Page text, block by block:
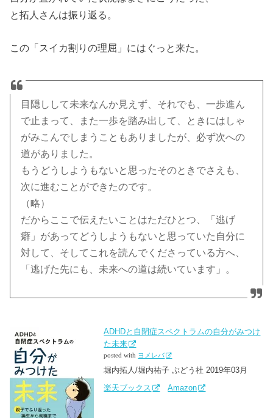
と拓人さんは振り返る。
この「スイカ割りの理屈」にはぐっと来た。
目隠しして未来なんか見えず、それでも、一歩進ん
で止まって、また一歩を踏み出して、ときにはしゃ
がみこんでしまうこともありましたが、必ず次への
道がありました。
もうどうしようもないと思ったそのときでさえも、
次に進むことができたのです。
（略）
だからここで伝えたいことはただひとつ、「逃げ
癖」があってどうしようもないと思っていた自分に
対して、そしてこれを読んでくださっている方へ、
「逃げた先にも、未来への道は続いています」。
ADHDと自閉症スペクトラムの自分がみつけ
た未来
posted with ヨメレバ
堀内拓人/堀内祐子 ぶどう社 2019年03月
楽天ブックス
Amazon